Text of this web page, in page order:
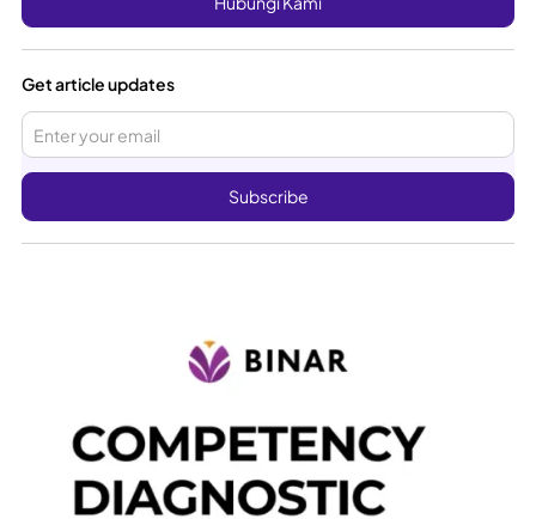
Get article updates